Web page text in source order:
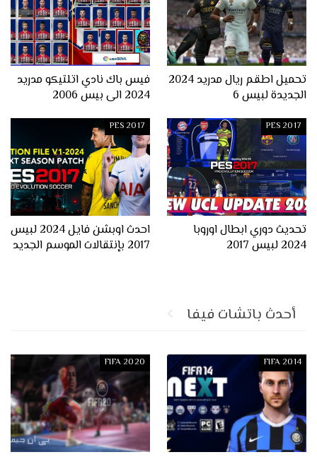
تحميل اطقم ريال مدريد 2024
الجديدة لبيس 6
فيس باك نادي اتلتيكو مدريد
2024 الى بيس 2006
PES 2017
تحديث دوري ابطال اوروبا
2024 لبيس 2017
PES 2017
احدث اوبشن فايل 2024 لبيس
2017 بإنتقالات الموسم الجديد
أحدث باتشات فيفا
FIFA 2014
FIFA 2020